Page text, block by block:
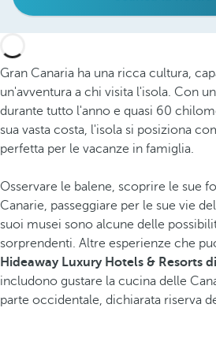
Gran Canaria ha una ricca cultura,
un'avventura a chi visita l'isola. Con
durante tutto l'anno e quasi 60
sua vasta costa, l'isola si posiziona
perfetta per le vacanze in famiglia.
Osservare le balene, scoprire le sue
Canarie, passeggiare per le sue vie
suoi musei sono alcune delle
sorprendenti. Altre esperienze che
Hideaway Luxury Hotels & Resorts
includono gustare la cucina delle
parte occidentale, dichiarata riserva